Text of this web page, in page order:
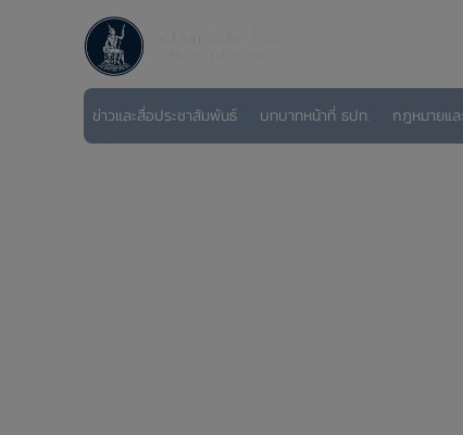
ข่าวและสื่อประชาสัมพันธ์ บทบาทหน้าที่ ธปท. กฎหมายแล
BOT RAT พั